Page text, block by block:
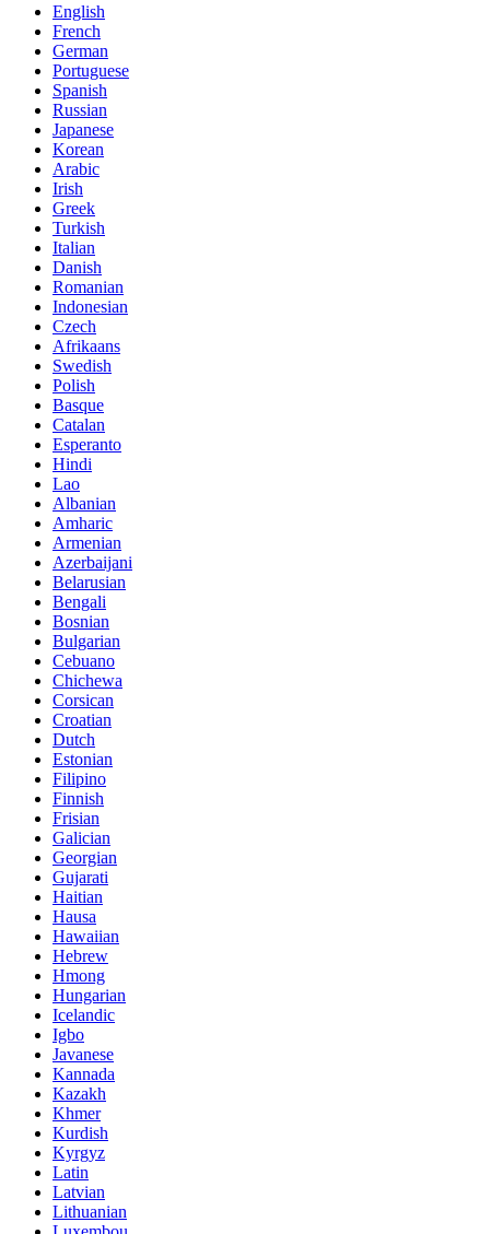
English
French
German
Portuguese
Spanish
Russian
Japanese
Korean
Arabic
Irish
Greek
Turkish
Italian
Danish
Romanian
Indonesian
Czech
Afrikaans
Swedish
Polish
Basque
Catalan
Esperanto
Hindi
Lao
Albanian
Amharic
Armenian
Azerbaijani
Belarusian
Bengali
Bosnian
Bulgarian
Cebuano
Chichewa
Corsican
Croatian
Dutch
Estonian
Filipino
Finnish
Frisian
Galician
Georgian
Gujarati
Haitian
Hausa
Hawaiian
Hebrew
Hmong
Hungarian
Icelandic
Igbo
Javanese
Kannada
Kazakh
Khmer
Kurdish
Kyrgyz
Latin
Latvian
Lithuanian